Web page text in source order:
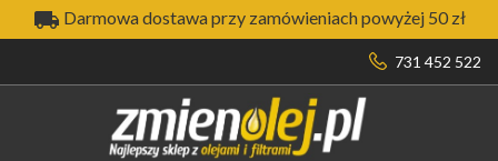
 Darmowa dostawa przy zamówieniach powyżej 50 zł
731 452 522